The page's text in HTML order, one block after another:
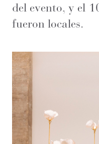
del evento, y el
fueron locales.